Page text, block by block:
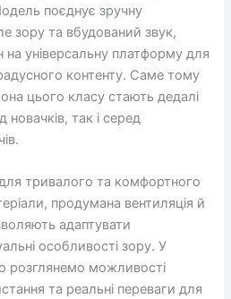
поєднує зручну
зору та вбудований звук,
універсальну платформу для
контенту. Саме тому
цього класу стають дедалі
так і серед
тривалого та комфортного
продумана вентиляція й
адаптувати
особливості зору. У
розглянемо можливості
та реальні переваги для